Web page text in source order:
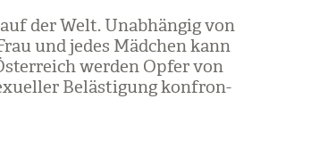
der Welt. Unab­hän­gig von
und jedes Mäd­chen kann
wer­den Opfer von
Beläs­ti­gung kon­fron­